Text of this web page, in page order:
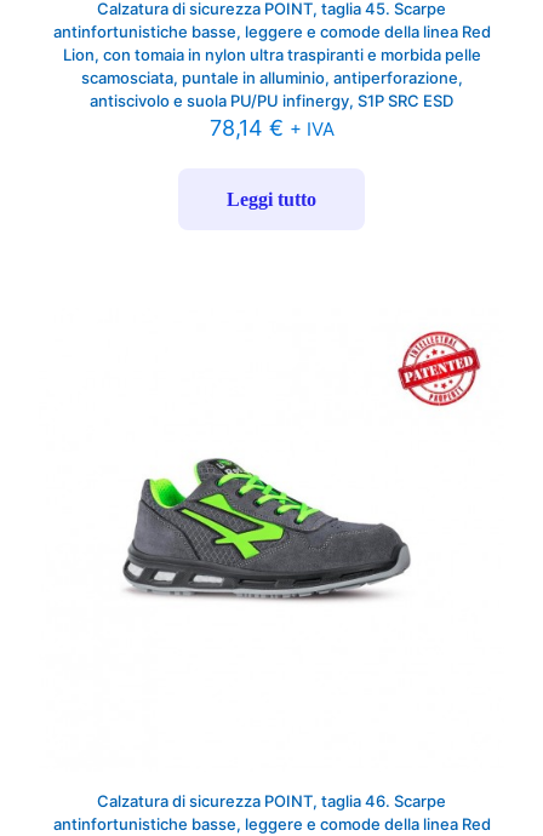
Calzatura di sicurezza POINT, taglia 45. Scarpe
antinfortunistiche basse, leggere e comode della linea Red
Lion, con tomaia in nylon ultra traspiranti e morbida pelle
scamosciata, puntale in alluminio, antiperforazione,
antiscivolo e suola PU/PU infinergy, S1P SRC ESD
78,14 € + IVA
Leggi tutto
Calzatura di sicurezza POINT, taglia 46. Scarpe
antinfortunistiche basse, leggere e comode della linea Red